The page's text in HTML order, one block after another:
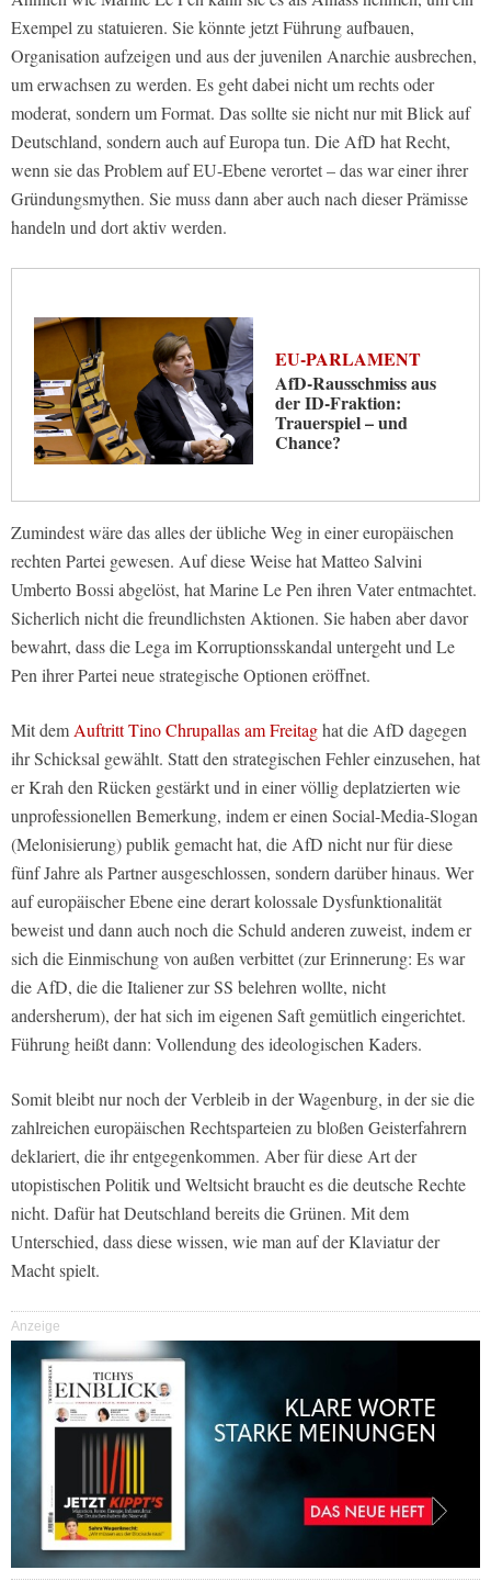
Exempel zu statuieren. Sie könnte jetzt Führung aufbauen,
Organisation aufzeigen und aus der juvenilen Anarchie ausbrechen,
um erwachsen zu werden. Es geht dabei nicht um rechts oder
moderat, sondern um Format. Das sollte sie nicht nur mit Blick auf
Deutschland, sondern auch auf Europa tun. Die AfD hat Recht,
wenn sie das Problem auf EU-Ebene verortet – das war einer ihrer
Gründungsmythen. Sie muss dann aber auch nach dieser Prämisse
handeln und dort aktiv werden.
EU-PARLAMENT
AfD-Rausschmiss aus
der ID-Fraktion:
Trauerspiel – und
Chance?
Zumindest wäre das alles der übliche Weg in einer europäischen
rechten Partei gewesen. Auf diese Weise hat Matteo Salvini
Umberto Bossi abgelöst, hat Marine Le Pen ihren Vater entmachtet.
Sicherlich nicht die freundlichsten Aktionen. Sie haben aber davor
bewahrt, dass die Lega im Korruptionsskandal untergeht und Le
Pen ihrer Partei neue strategische Optionen eröffnet.
Mit demAuftritt Tino Chrupallas am Freitaghat die AfD dagegen
ihr Schicksal gewählt. Statt den strategischen Fehler einzusehen, hat
er Krah den Rücken gestärkt und in einer völlig deplatzierten wie
unprofessionellen Bemerkung, indem er einen Social-Media-Slogan
(Melonisierung) publik gemacht hat, die AfD nicht nur für diese
fünf Jahre als Partner ausgeschlossen, sondern darüber hinaus. Wer
auf europäischer Ebene eine derart kolossale Dysfunktionalität
beweist und dann auch noch die Schuld anderen zuweist, indem er
sich die Einmischung von außen verbittet (zur Erinnerung: Es war
die AfD, die die Italiener zur SS belehren wollte, nicht
andersherum), der hat sich im eigenen Saft gemütlich eingerichtet.
Führung heißt dann: Vollendung des ideologischen Kaders.
Somit bleibt nur noch der Verbleib in der Wagenburg, in der sie die
zahlreichen europäischen Rechtsparteien zu bloßen Geisterfahrern
deklariert, die ihr entgegenkommen. Aber für diese Art der
utopistischen Politik und Weltsicht braucht es die deutsche Rechte
nicht. Dafür hat Deutschland bereits die Grünen. Mit dem
Unterschied, dass diese wissen, wie man auf der Klaviatur der
Macht spielt.
Anzeige